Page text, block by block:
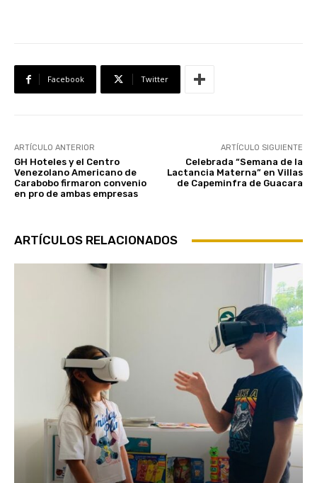
Facebook Twitter
ARTÍCULO ANTERIOR
GH Hoteles y el Centro
Venezolano Americano de
Carabobo firmaron convenio
en pro de ambas empresas
ARTÍCULO SIGUIENTE
Celebrada “Semana de la
Lactancia Materna” en Villas
de Capeminfra de Guacara
ARTÍCULOS RELACIONADOS